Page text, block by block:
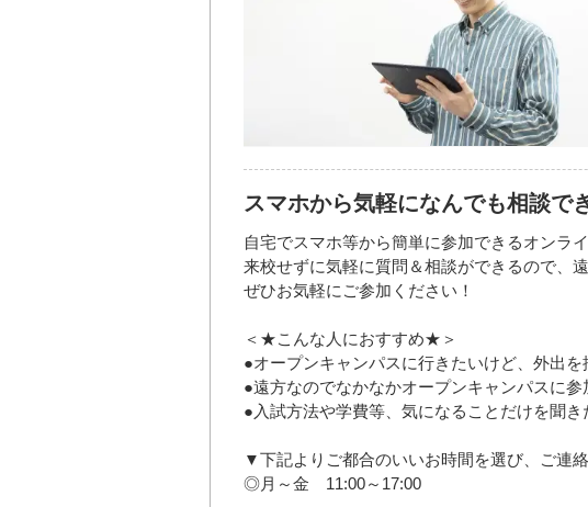
スマホから気軽になんでも相談で
自宅でスマホ等から簡単に参加できるオンラ
来校せずに気軽に質問＆相談ができるので、
ぜひお気軽にご参加ください！
＜★こんな人におすすめ★＞
●オープンキャンパスに行きたいけど、外出
●遠方なのでなかなかオープンキャンパスに
●入試方法や学費等、気になることだけを聞き
▼下記よりご都合のいいお時間を選び、ご連絡
◎月～金 11:00～17:00